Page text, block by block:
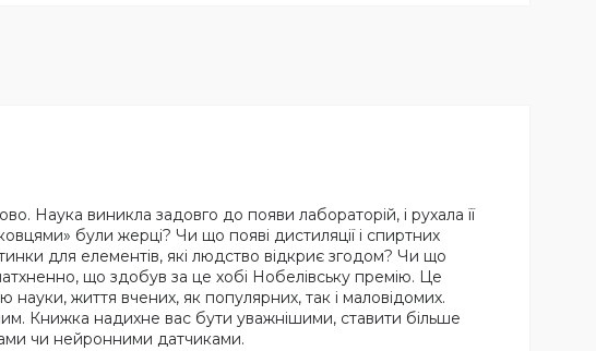
Наука виникла задовго до появи лабораторій, і рухала її
були жерці? Чи що появі дистиляції і спиртних
для елементів, які людство відкриє згодом? Чи що
що здобув за це хобі Нобелівську премію. Це
науки, життя вчених, як популярних, так і маловідомих.
Книжка надихне вас бути уважнішими, ставити більше
чи нейронними датчиками.